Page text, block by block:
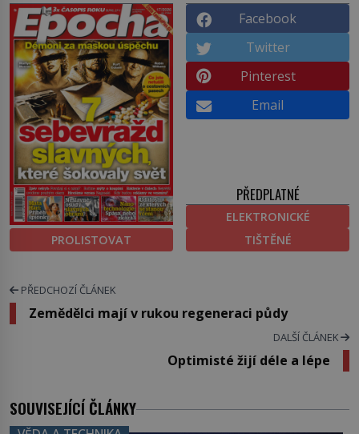
PROLISTOVAT
Facebook
Twitter
Pinterest
Email
PŘEDPLATNÉ
ELEKTRONICKÉ
TIŠTĚNÉ
PŘEDCHOZÍ ČLÁNEK
Zemědělci mají v rukou regeneraci půdy
DALŠÍ ČLÁNEK
Optimisté žijí déle a lépe
SOUVISEJÍCÍ ČLÁNKY